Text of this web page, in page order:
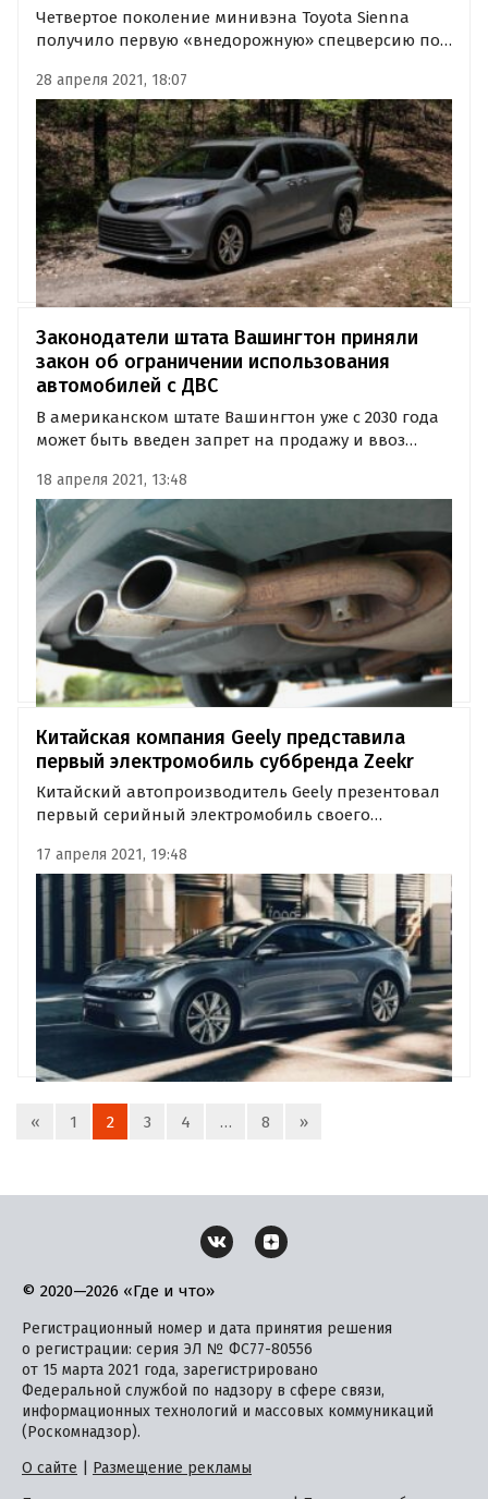
Четвертое поколение минивэна Toyota Sienna
получило первую «внедорожную» спецверсию под
модификация выйдет на рынке США осенью 2021
года и будет иметь полный привод, буксировочное
устройство и увеличенный…
28 апреля 2021, 18:07
Законодатели штата Вашингтон приняли
закон об ограничении использования
автомобилей с ДВС
В американском штате Вашингтон уже с 2030 года
может быть введен запрет на продажу и ввоз
Соответствующий законопроект «Чистые
автомобили 2030» уже принят законодателями и
ожидает подписи губернатора…
18 апреля 2021, 13:48
Китайская компания Geely представила
первый электромобиль суббренда Zeekr
Китайский автопроизводитель Geely презентовал
первый серийный электромобиль своего
Автомобиль получил кузов shooting brake и
поступит в продажу осенью 2021 года.
17 апреля 2021, 19:48
« 1 2 3 4 … 8 »
© 2020—2026 «Где и что»
Регистрационный номер и дата принятия решения
о регистрации: серия ЭЛ № ФС77-80556
от 15 марта 2021 года, зарегистрировано
Федеральной службой по надзору в сфере связи,
информационных технологий и массовых коммуникаций
(Роскомнадзор).
О сайте
Размещение рекламы